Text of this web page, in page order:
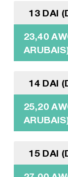
13 DAI
23,40
14 DAI
25,20
15 DAI